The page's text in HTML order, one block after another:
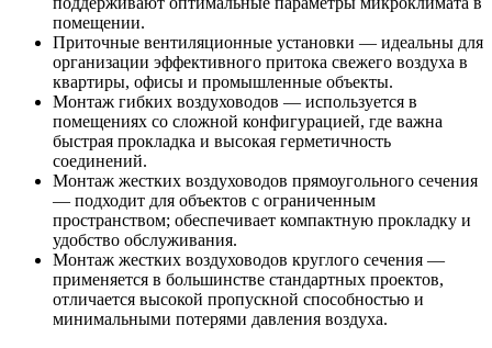
помещении.
Приточные вентиляционные установки — идеальны для
организации эффективного притока свежего воздуха в
квартиры, офисы и промышленные объекты.
Монтаж гибких воздуховодов — используется в
помещениях со сложной конфигурацией, где важна
быстрая прокладка и высокая герметичность
соединений.
Монтаж жестких воздуховодов прямоугольного сечения
— подходит для объектов с ограниченным
пространством; обеспечивает компактную прокладку и
удобство обслуживания.
Монтаж жестких воздуховодов круглого сечения —
применяется в большинстве стандартных проектов,
отличается высокой пропускной способностью и
минимальными потерями давления воздуха.